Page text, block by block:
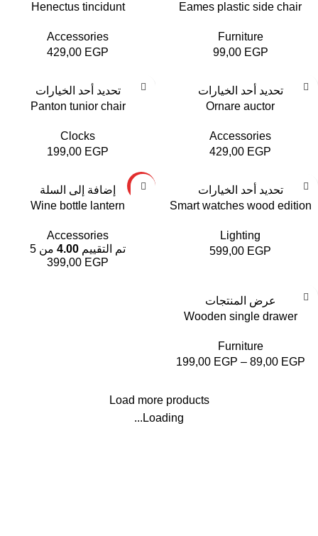
Eames plastic side chair
Furniture
99,00 EGP
Henectus tincidunt
Accessories
429,00 EGP
تحديد أحد الخيارات
Ornare auctor
Accessories
429,00 EGP
تحديد أحد الخيارات
Panton tunior chair
Clocks
199,00 EGP
تحديد أحد الخيارات
Smart watches wood edition
Lighting
599,00 EGP
HOT
إضافة إلى السلة
Wine bottle lantern
Accessories
تم التقييم 4.00 من 5
399,00 EGP
عرض المنتجات
Wooden single drawer
Furniture
89,00 EGP
–
199,00 EGP
Load more products
Loading...